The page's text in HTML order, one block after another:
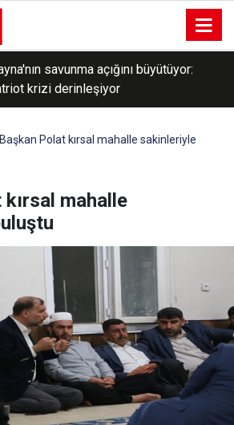
savunma açığını büyütüyor:
krizi derinleşiyor
Başkan Polat kırsal mahalle sakinleriyle
mahalle